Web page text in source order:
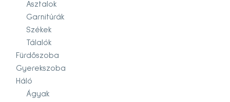
Asztalok
Garnitúrák
Székek
Tálalók
Fürdőszoba
Gyerekszoba
Háló
Ágyak